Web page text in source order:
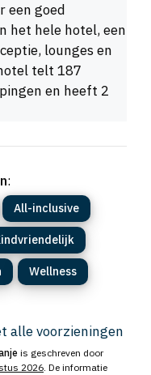
een goed
het hele hotel, een
lounges en
telt 187
en heeft 2
:
All-inclusive
Wellness
alle voorzieningen
is geschreven door
2026. De informatie